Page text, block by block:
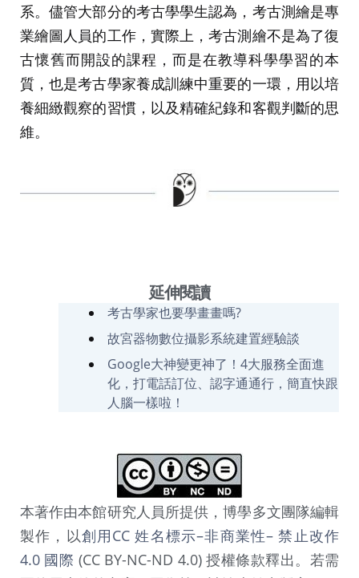
系。儘管大部分的考古學學生認為，考古測繪是專
業繪圖人員的工作，實際上，考古測繪不是為了復
古懷舊而開設的課程，而是在教導科學學習的本
質，也是考古學家養成訓練中重要的一環，用以培
養細緻觀察的習慣，以及精確紀錄和客觀判斷的思
維。
延伸閱讀
考古學家也要學畫畫嗎?
故宮器物數位攝影系統建置經驗談
Google大神變更神了！4大服務全面進
化，打電話訂位、認字通通行，簡直快跟
人腦一樣啦！
本著作由本館研究人員所提供，博學多文團隊編輯
製作，以創用CC 姓名標示–非商業性– 禁止改作
4.0 國際 (CC BY-NC-ND 4.0) 授權條款釋出。若需